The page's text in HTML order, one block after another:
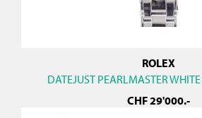
ROLEX
DATEJUST PEARLMASTER
CHF29'000.-